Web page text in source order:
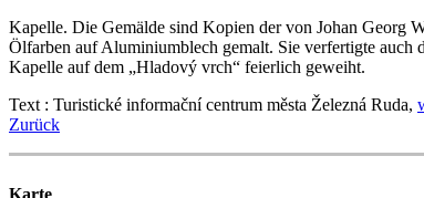
Kapelle. Die Gemälde sind Kopien der von Johan Georg
Ölfarben auf Aluminiumblech gemalt. Sie verfertigte auch
Kapelle auf dem „Hladový vrch“ feierlich geweiht.
Text : Turistické informační centrum města Železná Ruda,
Zurück
Karte